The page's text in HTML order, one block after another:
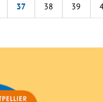
37 38 39